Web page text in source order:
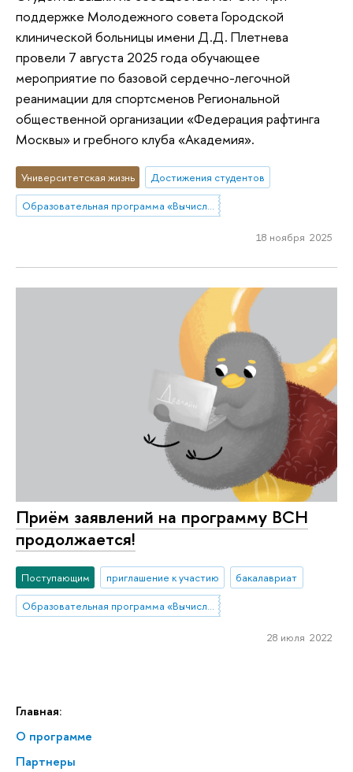
Главная:
О программе
Партнеры
поддержке Молодежного совета Городской
клинической больницы имени Д.Д. Плетнева
провели 7 августа 2025 года обучающее
мероприятие по базовой сердечно-легочной
реанимации для спортсменов Региональной
общественной организации «Федерация рафтинга
Москвы» и гребного клуба «Академия».
Университетская жизнь
Достижения студентов
Образовательная программа «Вычислительные социальные науки»
18 ноября 2025
Приём заявлений на программу ВСН
продолжается!
Поступающим приглашение к участию
бакалавриат
Образовательная программа «Вычислительные социальные науки»
28 июля 2022